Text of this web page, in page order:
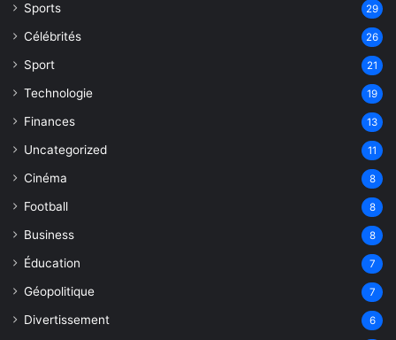
Sports 29
Célébrités 26
Sport 21
Technologie 19
Finances 13
Uncategorized 11
Cinéma 8
Football 8
Business 8
Éducation 7
Géopolitique 7
Divertissement 6